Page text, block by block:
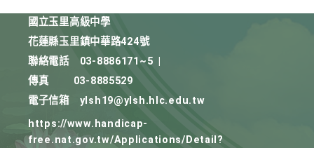
國立玉里高級中學
花蓮縣玉里鎮中華路424號
聯絡電話
03-8886171~5
傳真
03-8885529
電子信箱
ylsh19@ylsh.hlc.edu.tw
https://www.handicap-
free.nat.gov.tw/Applications/Detail?